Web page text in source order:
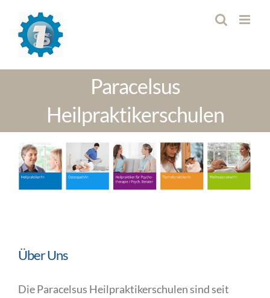
Inhalt
springen
Paracelsus
Heilpraktikerschulen
Über Uns
Die Paracelsus Heilpraktikerschulen sind seit